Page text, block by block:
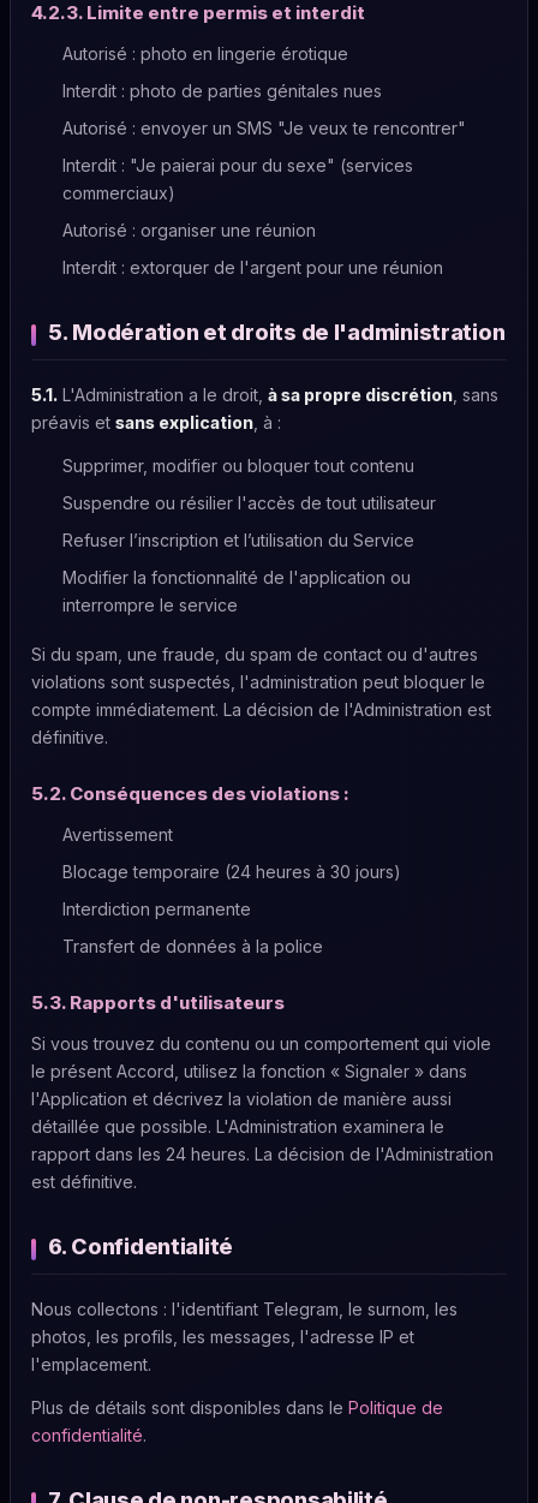
4.2.3. Limite entre permis et interdit
Autorisé : photo en lingerie érotique
Interdit : photo de parties génitales nues
Autorisé : envoyer un SMS "Je veux te rencontrer"
Interdit : "Je paierai pour du sexe" (services
commerciaux)
Autorisé : organiser une réunion
Interdit : extorquer de l'argent pour une réunion
5. Modération et droits de l'administration
5.1. L'Administration a le droit, à sa propre discrétion , sans
préavis et sans explication , à :
Supprimer, modifier ou bloquer tout contenu
Suspendre ou résilier l'accès de tout utilisateur
Refuser l’inscription et l’utilisation du Service
Modifier la fonctionnalité de l'application ou
interrompre le service
Si du spam, une fraude, du spam de contact ou d'autres
violations sont suspectés, l'administration peut bloquer le
compte immédiatement. La décision de l'Administration est
définitive.
5.2. Conséquences des violations :
Avertissement
Blocage temporaire (24 heures à 30 jours)
Interdiction permanente
Transfert de données à la police
5.3. Rapports d'utilisateurs
Si vous trouvez du contenu ou un comportement qui viole
le présent Accord, utilisez la fonction « Signaler » dans
l'Application et décrivez la violation de manière aussi
détaillée que possible. L'Administration examinera le
rapport dans les 24 heures. La décision de l'Administration
est définitive.
6. Confidentialité
Nous collectons : l'identifiant Telegram, le surnom, les
photos, les profils, les messages, l'adresse IP et
l'emplacement.
Plus de détails sont disponibles dans le Politique de
confidentialité.